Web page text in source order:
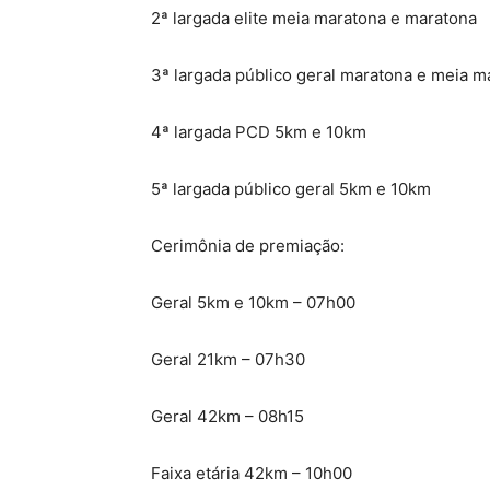
2ª largada elite meia maratona e maratona
3ª largada público geral maratona e meia
4ª largada PCD 5km e 10km
5ª largada público geral 5km e 10km
Cerimônia de premiação:
Geral 5km e 10km – 07h00
Geral 21km – 07h30
Geral 42km – 08h15
Faixa etária 42km – 10h00